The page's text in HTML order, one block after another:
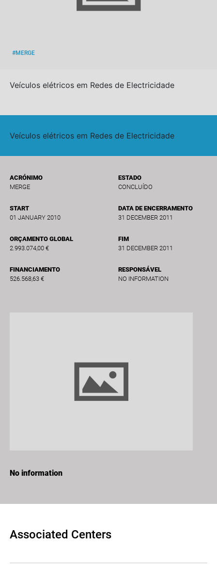
#MERGE
Veículos elétricos em Redes de Electricidade
Veículos elétricos em Redes de Electricidade
ACRÓNIMO
MERGE
START
01 JANUARY 2010
ORÇAMENTO GLOBAL
2.993.074,00 €
FINANCIAMENTO
526.568,63 €
ESTADO
CONCLUÍDO
DATA DE ENCERRAMENTO
31 DECEMBER 2011
FIM
31 DECEMBER 2011
RESPONSÁVEL
NO INFORMATION
No information
Associated Centers